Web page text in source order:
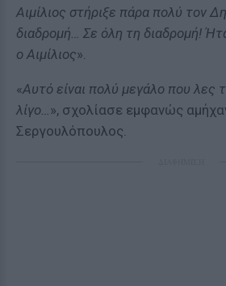
Αιμίλιος στήριξε πάρα πολύ τον
διαδρομή… Σε όλη τη διαδρομή!
ο Αιμίλιος».
«Αυτό είναι πολύ μεγάλο που λες
λίγο…», σχολίασε εμφανώς
Σεργουλόπουλος.